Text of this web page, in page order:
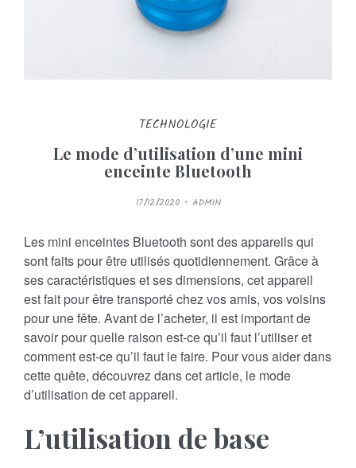
TECHNOLOGIE
Le mode d’utilisation d’une mini
enceinte Bluetooth
P
O
E
D
O
N
17/12/2020 ADMIN
Les mini enceintes Bluetooth sont des appareils qui
sont faits pour être utilisés quotidiennement. Grâce à
ses caractéristiques et ses dimensions, cet appareil
est fait pour être transporté chez vos amis, vos voisins
pour une fête. Avant de l’acheter, il est important de
savoir pour quelle raison est-ce qu’il faut l’utiliser et
comment est-ce qu’il faut le faire. Pour vous aider dans
cette quête, découvrez dans cet article, le mode
d’utilisation de cet appareil.
L’utilisation de base